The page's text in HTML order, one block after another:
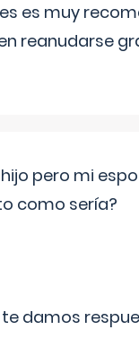
es muy
reanudarse
pero mi
como sería?
damos